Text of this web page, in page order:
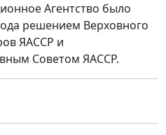
Агентство было
решением Верховного
ЯАССР и
Советом ЯАССР.